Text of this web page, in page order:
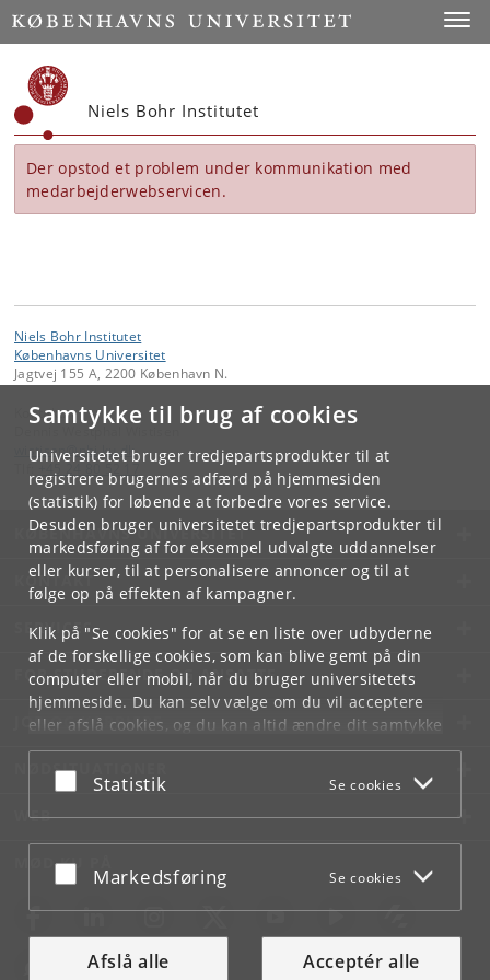
Samtykke til brug af cookies
Universitetet bruger tredjepartsprodukter til at
registrere brugernes adfærd på hjemmesiden
(statistik) for løbende at forbedre vores service.
Desuden bruger universitetet tredjepartsprodukter til
markedsføring af for eksempel udvalgte uddannelser
eller kurser, til at personalisere annoncer og til at
følge op på effekten af kampagner.
Klik på "Se cookies" for at se en liste over udbyderne
af de forskellige cookies, som kan blive gemt på din
computer eller mobil, når du bruger universitetets
hjemmeside. Du kan selv vælge om du vil acceptere
eller afslå cookies, og du kan altid ændre dit samtykke
underCookie- og privatlivspolitiksom du finder i
bunden af hver side.
Acceptér eller afslå
Statistik Se cookies
Acceptér eller afslå
Markedsføring Se cookies
Afslå alle Acceptér alle
Start
Niels Bohr Institutet
Der opstod et problem under kommunikation med
medarbejderwebservicen.
Niels Bohr Institutet
Københavns Universitet
Jagtvej 155 A, 2200 København N.
Kontakt:
Dennis Westphal Wistisen
wistisen@nbi.ku.dk
KØBENHAVNS UNIVERSITET
KONTAKT
SERVICES
FOR STUDERENDE OG ANSATTE
JOB OG KARRIERE
NØDSITUATIONER
WEB
MØD KU PÅ